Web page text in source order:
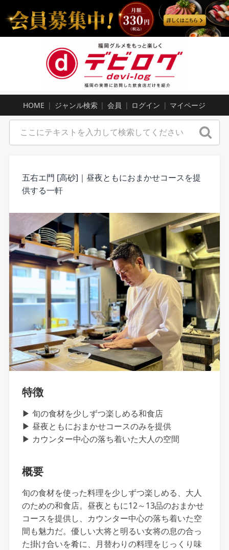
HOME ジャンル検索 会員 ログイン マイページ
五右エ門 [高砂]｜昼夜ともにおまかせコースを提
供する一軒
特徴
▶ 旬の食材を少しずつ楽しめる和食店
▶ 昼夜ともにおまかせコースのみを提供
▶ カウンター中心の落ち着いた大人の空間
概要
旬の食材を使った料理を少しずつ楽しめる、大人
のための和食店。昼夜ともに12～13品のおまかせ
コースを提供し、カウンター中心の落ち着いた空
間も魅力だ。優しい大将と明るい女将の息の合っ
た掛け合いを肴に、月替わりの料理をじっくり味